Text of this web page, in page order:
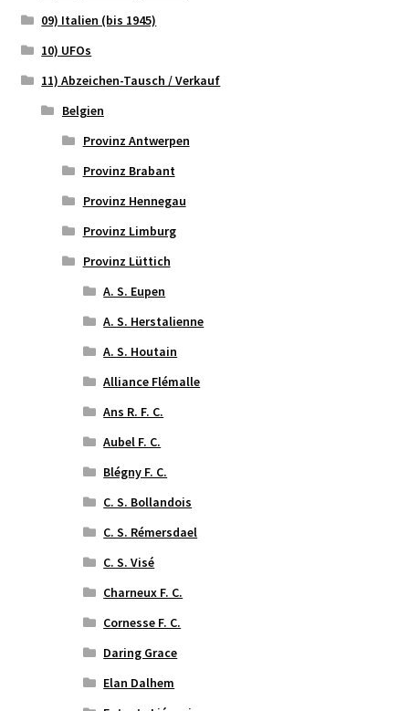
09) Italien (bis 1945)
10) UFOs
11) Abzeichen-Tausch / Verkauf
Belgien
Provinz Antwerpen
Provinz Brabant
Provinz Hennegau
Provinz Limburg
Provinz Lüttich
A. S. Eupen
A. S. Herstalienne
A. S. Houtain
Alliance Flémalle
Ans R. F. C.
Aubel F. C.
Blégny F. C.
C. S. Bollandois
C. S. Rémersdael
C. S. Visé
Charneux F. C.
Cornesse F. C.
Daring Grace
Elan Dalhem